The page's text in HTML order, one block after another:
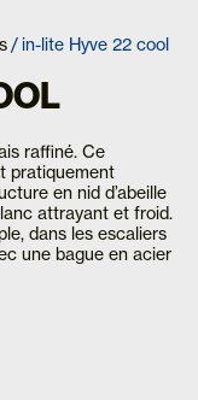
/ in-lite Hyve 22 cool
raffiné. Ce
pratiquement
en nid d’abeille
attrayant et froid.
dans les escaliers
une bague en acier